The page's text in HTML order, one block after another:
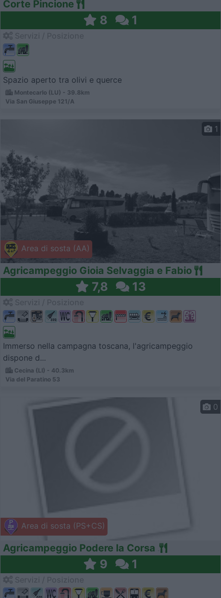
Corte Pincione
8 1
Spazio aperto tra olivi e querce
Montecarlo (LU) - 39.8km
Via San Giuseppe 121/A
Area di sosta (AA)
1
Agricampeggio Gioia Selvaggia e Fabio
7,8 13
Immerso nella campagna toscana, l'agricampeggio
dispone d...
Cecina (LI) - 40.3km
Via del Paratino 53
Area di sosta (PS+CS)
0
Agricampeggio Podere la Corsa
9 1